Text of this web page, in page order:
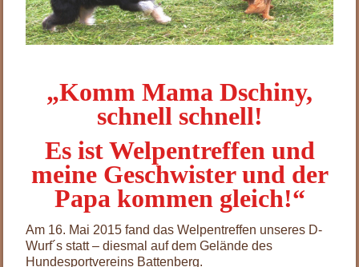
„Komm Mama Dschiny,
schnell schnell!
Es ist Welpentreffen und
meine Geschwister und der
Papa kommen gleich!“
Am 16. Mai 2015 fand das Welpentreffen unseres D-
Wurf´s statt – diesmal auf dem Gelände des
Hundesportvereins Battenberg.